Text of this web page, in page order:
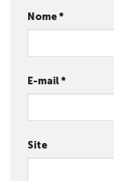
Nome*
E-mail*
Site